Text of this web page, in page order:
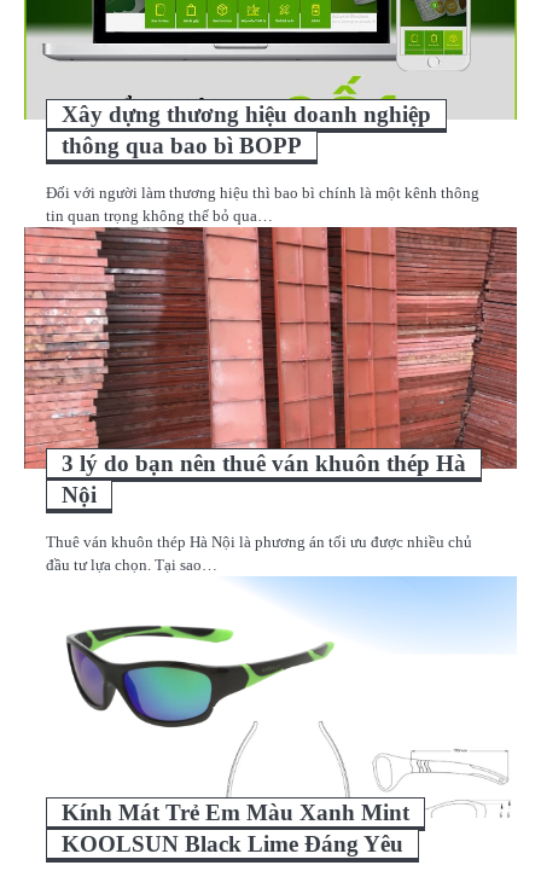
Xây dựng thương hiệu doanh nghiệp
thông qua bao bì BOPP
Đối với người làm thương hiệu thì bao bì chính là một kênh thông
tin quan trọng không thể bỏ qua…
3 lý do bạn nên thuê ván khuôn thép Hà
Nội
Thuê ván khuôn thép Hà Nội là phương án tối ưu được nhiều chủ
đầu tư lựa chọn. Tại sao…
Kính Mát Trẻ Em Màu Xanh Mint
KOOLSUN Black Lime Đáng Yêu